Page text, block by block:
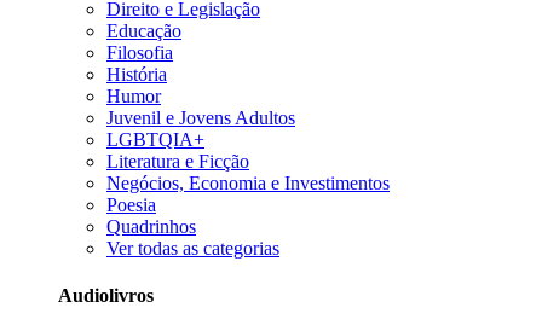
Direito e Legislação
Educação
Filosofia
História
Humor
Juvenil e Jovens Adultos
LGBTQIA+
Literatura e Ficção
Negócios, Economia e Investimentos
Poesia
Quadrinhos
Ver todas as categorias
Audiolivros